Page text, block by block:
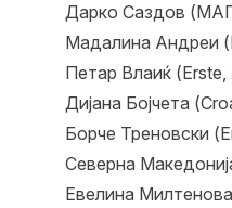
Дарко Саздов
Мадалина Андреи
Петар Влаиќ (Erste,
Дијана Бојчета
Борче Треновски
Северна
Евелина